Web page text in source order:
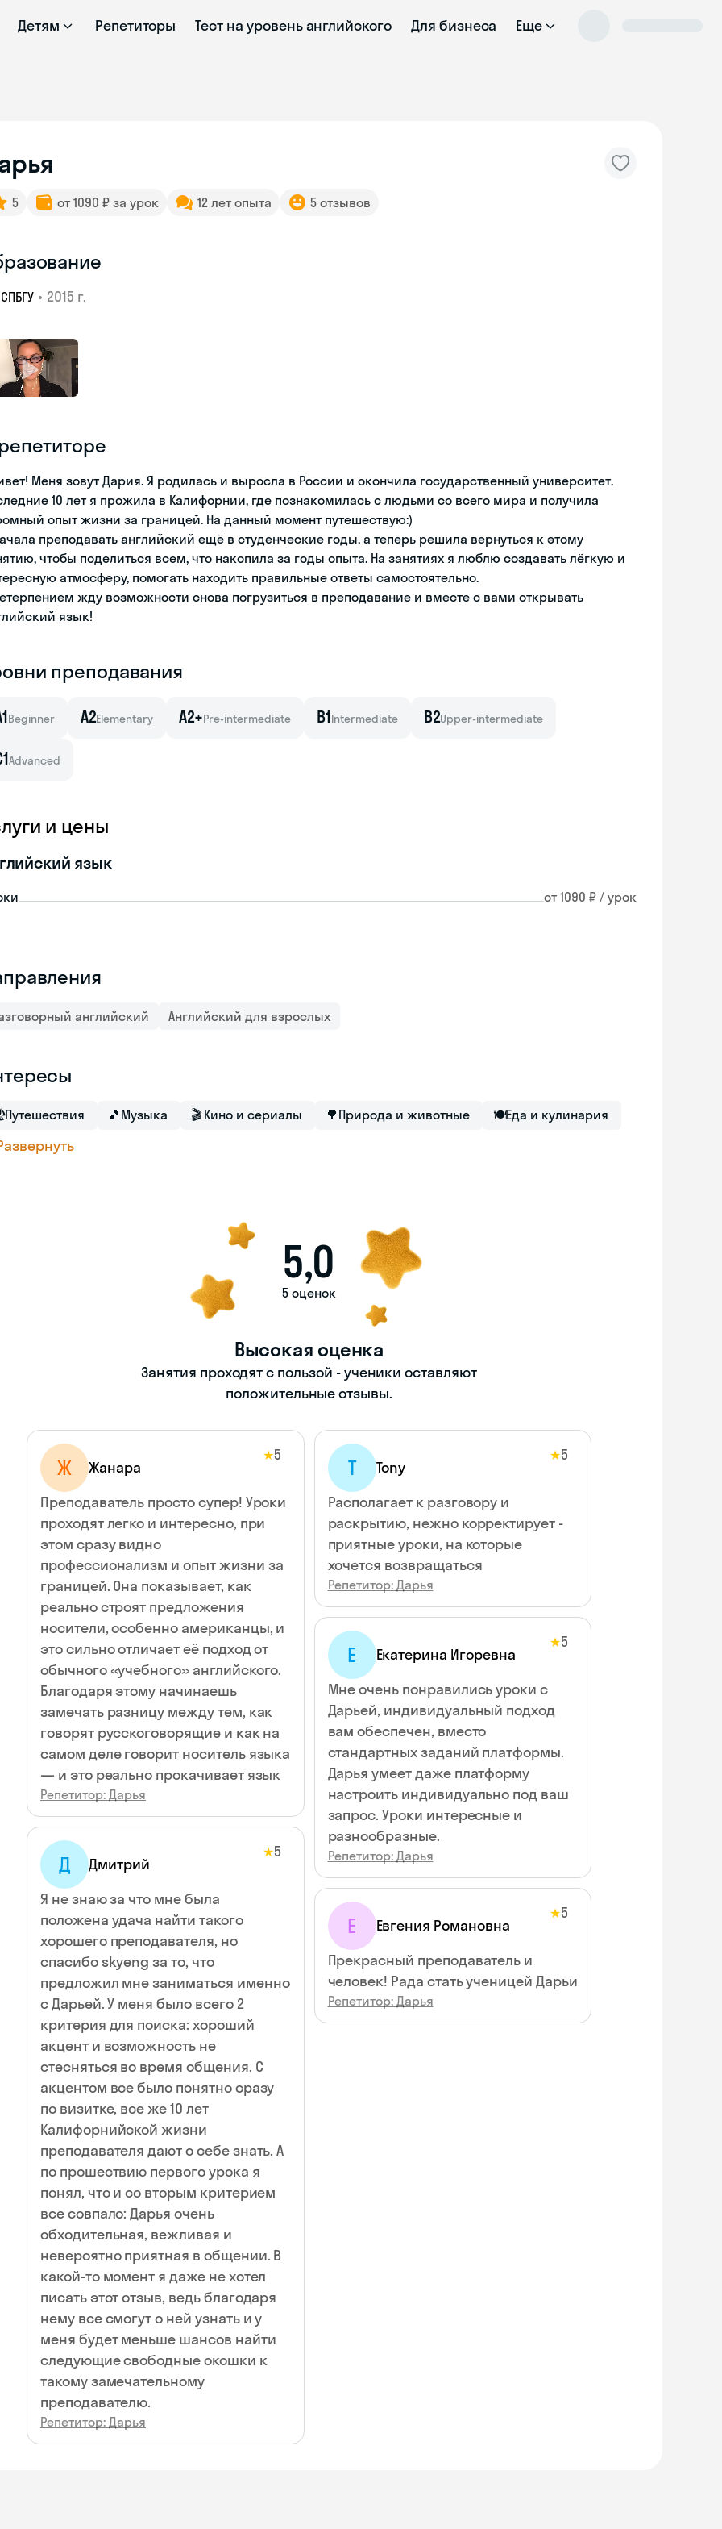
Детям Репетиторы Тест на уровень английского Для бизнеса Еще
5 от 1090 ₽ за урок 12 лет опыта 5 отзывов
СПБГУ • 2015 г.
Меня зовут Дария. Я родилась и выросла в России и окончила государственный университет.
10 лет я прожила в Калифорнии, где познакомилась с людьми со всего мира и получила
опыт жизни за границей. На данный момент путешествую:)
преподавать английский ещё в студенческие годы, а теперь решила вернуться к этому
чтобы поделиться всем, что накопила за годы опыта. На занятиях я люблю создавать лёгкую и
атмосферу, помогать находить правильные ответы самостоятельно.
жду возможности снова погрузиться в преподавание и вместе с вами открывать
язык!
преподавания
Beginner A2Elementary A2+Pre-intermediate B1Intermediate B2Upper-intermediate
Advanced
и цены
язык
от 1090 ₽ / урок
английский Английский для взрослых
Путешествия 🎵 Музыка 🎬 Кино и сериалы 🌳 Природа и животные 🍽Еда и кулинария
5,0
5 оценок
Высокая оценка
Занятия проходят с пользой - ученики оставляют
положительные отзывы.
Ж Жанара
★5
Преподаватель просто супер! Уроки
проходят легко и интересно, при
этом сразу видно
профессионализм и опыт жизни за
границей. Она показывает, как
реально строят предложения
носители, особенно американцы, и
это сильно отличает её подход от
обычного «учебного» английского.
Благодаря этому начинаешь
замечать разницу между тем, как
говорят русскоговорящие и как на
самом деле говорит носитель языка
— и это реально прокачивает язык
Репетитор: Дарья
Д Дмитрий
★5
Я не знаю за что мне была
положена удача найти такого
хорошего преподавателя, но
спасибо skyeng за то, что
предложил мне заниматься именно
с Дарьей. У меня было всего 2
критерия для поиска: хороший
акцент и возможность не
стесняться во время общения. С
акцентом все было понятно сразу
по визитке, все же 10 лет
Калифорнийской жизни
преподавателя дают о себе знать. А
по прошествию первого урока я
понял, что и со вторым критерием
все совпало: Дарья очень
обходительная, вежливая и
невероятно приятная в общении. В
какой-то момент я даже не хотел
писать этот отзыв, ведь благодаря
нему все смогут о ней узнать и у
меня будет меньше шансов найти
следующие свободные окошки к
такому замечательному
преподавателю.
Репетитор: Дарья
T Tony
★5
Располагает к разговору и
раскрытию, нежно корректирует -
приятные уроки, на которые
хочется возвращаться
Репетитор: Дарья
Е Екатерина Игоревна
★5
Мне очень понравились уроки с
Дарьей, индивидуальный подход
вам обеспечен, вместо
стандартных заданий платформы.
Дарья умеет даже платформу
настроить индивидуально под ваш
запрос. Уроки интересные и
разнообразные.
Репетитор: Дарья
Е Евгения Романовна
★5
Прекрасный преподаватель и
человек! Рада стать ученицей Дарьи
Репетитор: Дарья